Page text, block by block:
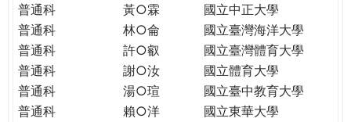
普通科
黃○霖
國立中正大學
普通科
林○侖
國立臺灣海洋大學
普通科
許○叡
國立臺灣體育大學
普通科
謝○汝
國立體育大學
普通科
湯○瑄
國立臺中教育大學
普通科
賴○洋
國立東華大學